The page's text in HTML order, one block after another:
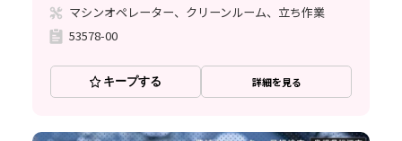
マシンオペレーター、クリーンルーム、立ち作業
53578-00
キープする 詳細を見る